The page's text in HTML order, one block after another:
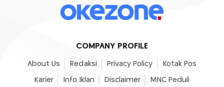
COMPANY PROFILE
About Us Redaksi Privacy Policy Kotak Pos
Karier Info Iklan Disclaimer MNC Peduli